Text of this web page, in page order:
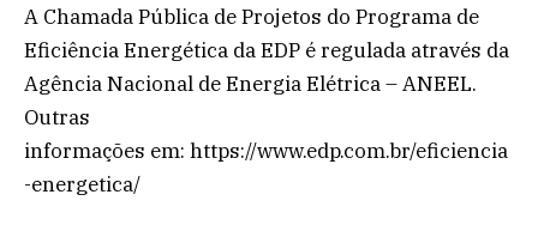
A Chamada Pública de Projetos do Programa de
Eficiência Energética da EDP é regulada através da
Agência Nacional de Energia Elétrica – ANEEL.
Outras
informações em: https://www.edp.com.br/eficiencia
-energetica/